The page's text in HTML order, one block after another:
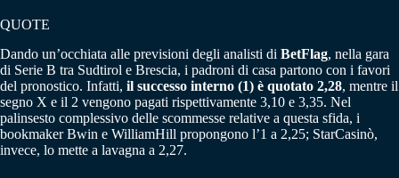
QUOTE
Dando un’occhiata alle previsioni degli analisti di BetFlag, nella gara
di Serie B tra Sudtirol e Brescia, i padroni di casa partono con i favori
del pronostico. Infatti, il successo interno (1) è quotato 2,28, mentre il
segno X e il 2 vengono pagati rispettivamente 3,10 e 3,35. Nel
palinsesto complessivo delle scommesse relative a questa sfida, i
bookmaker Bwin e WilliamHill propongono l’1 a 2,25; StarCasinò,
invece, lo mette a lavagna a 2,27.